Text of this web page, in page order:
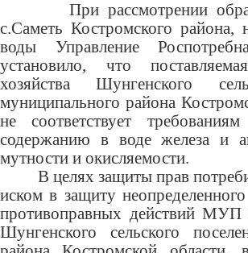
При рассмотрении
с.Саметь Костромского района,
воды Управление
установило, что
хозяйства Шунгенского
муниципального района
не соответствует
содержанию в воде железа и
мутности и окисляемости.
В целях защиты прав
иском в защиту
противоправных действий МУП
Шунгенского сельского